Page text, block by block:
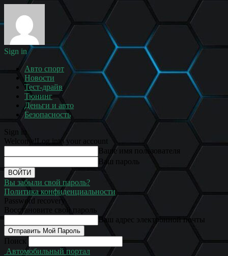
Sign in
Авто спорт
Новости
Тест-драйв
Тюнинг
Деньги и авто
Безопасность
Sign in
Welcome! Log into your account
Ваше имя пользователя
Ваш пароль
Вы забыли свой пароль?
Политика конфиденциальности
Password recovery
Восстановите свой пароль
Ваш адрес электронной почты
Поиск
Автомобильный портал